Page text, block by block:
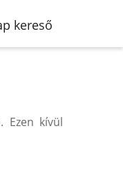
kereső
Ezen kívül